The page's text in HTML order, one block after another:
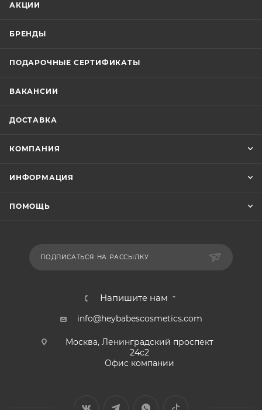
АКЦИИ
БРЕНДЫ
ПОДАРОЧНЫЕ СЕРТИФИКАТЫ
ВАКАНСИИ
ДОСТАВКА
КОМПАНИЯ
ИНФОРМАЦИЯ
ПОМОЩЬ
ПОДПИСАТЬСЯ НА РАССЫЛКУ
Напишите нам
info@heybabescosmetics.com
Москва, Ленинградский проспект
24с2
Офис компании